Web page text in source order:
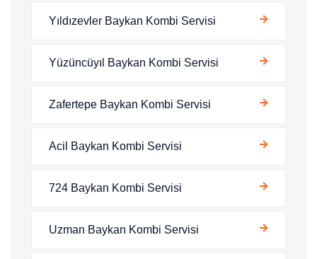
Yıldızevler Baykan Kombi Servisi
Yüzüncüyıl Baykan Kombi Servisi
Zafertepe Baykan Kombi Servisi
Acil Baykan Kombi Servisi
724 Baykan Kombi Servisi
Uzman Baykan Kombi Servisi